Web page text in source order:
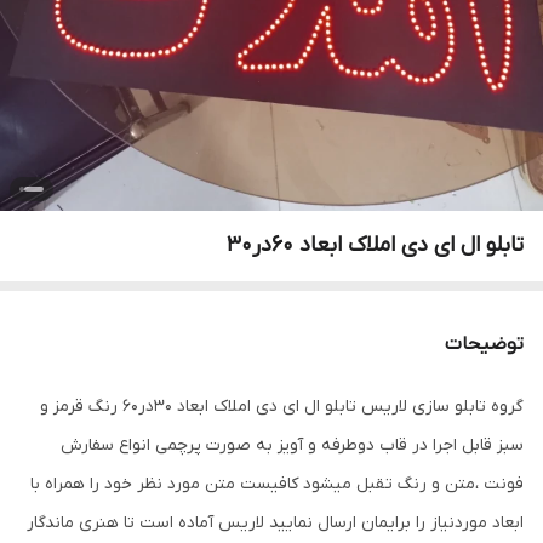
تابلو ال ای دی املاک ابعاد 60در30
توضیحات
گروه تابلو سازی لاریس تابلو ال ای دی املاک ابعاد ۳۰در۶۰ رنگ قرمز و
سبز قابل اجرا در قاب دوطرفه و آویز به صورت پرچمی انواع سفارش
فونت ،متن و رنگ تقبل میشود کافیست متن مورد نظر خود را همراه با
ابعاد موردنیاز را برایمان ارسال نمایید لاریس آماده است تا هنری ماندگار